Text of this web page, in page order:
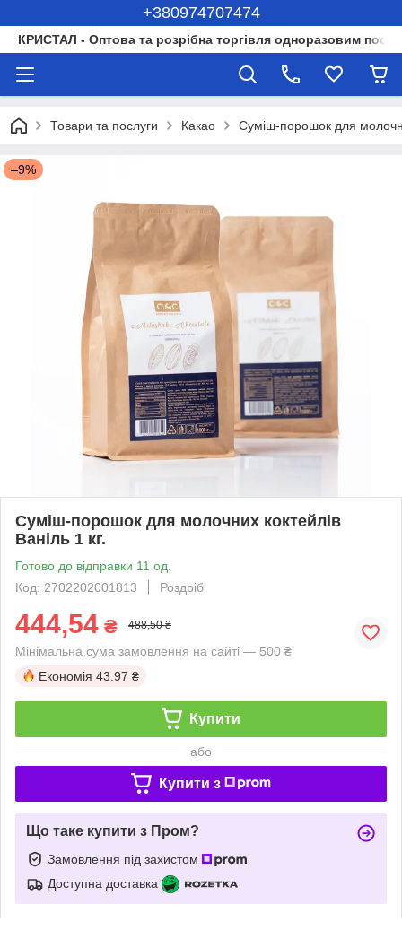
+380974707474
КРИСТАЛ - Оптова та розрібна торгівля одноразовим
Товари та послуги Какао Суміш-порошок для
–9%
Суміш-порошок для молочних коктейлів
Ваніль 1 кг.
Готово до відправки 11 од.
Код: 2702202001813
Роздріб
444,54 ₴ 488,50 ₴
Мінімальна сума замовлення на сайті — 500 ₴
Економія 43.97 ₴
Купити
або
Купити з
Що таке купити з Пром?
Замовлення під захистом
Доступна доставка